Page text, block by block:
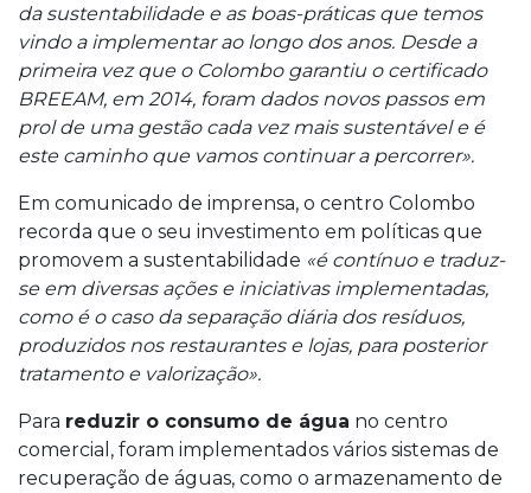
da sustentabilidade e as boas-práticas que temos
vindo a implementar ao longo dos anos. Desde a
primeira vez que o Colombo garantiu o certificado
BREEAM, em 2014, foram dados novos passos em
prol de uma gestão cada vez mais sustentável e é
este caminho que vamos continuar a percorrer».
Em comunicado de imprensa, o centro Colombo
recorda que o seu investimento em políticas que
promovem a sustentabilidade «é contínuo e traduz-
se em diversas ações e iniciativas implementadas,
como é o caso da separação diária dos resíduos,
produzidos nos restaurantes e lojas, para posterior
tratamento e valorização».
Para reduzir o consumo de água no centro
comercial, foram implementados vários sistemas de
recuperação de águas, como o armazenamento de